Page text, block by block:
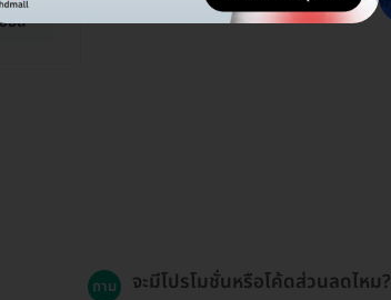
ยด
ถาม จะมีโปรโมชั่นหรือโค้ดส่วนลดไหม?